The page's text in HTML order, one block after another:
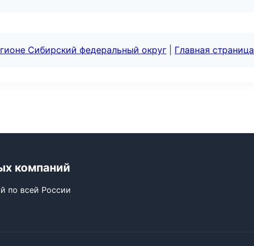
Сибирский федеральный округ Главная страница
компаний
по всей России